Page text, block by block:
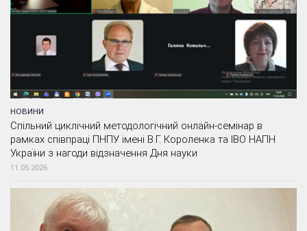
НОВИНИ
Спільний циклічний методологічний онлайн-семінар в
рамках співпраці ПНПУ імені В.Г. Короленка та ІВО НАПН
України з нагоди відзначення Дня науки
11.05.2026